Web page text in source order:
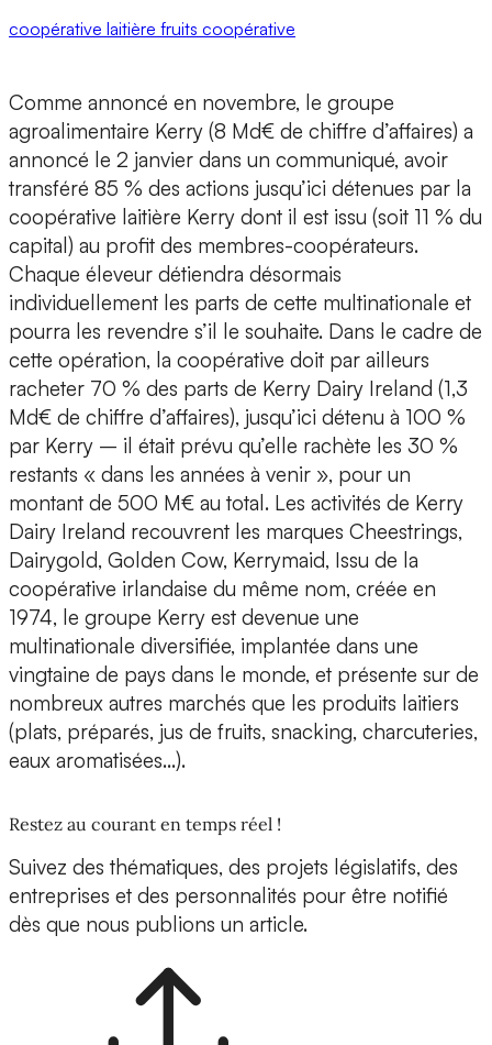
coopérative laitière fruits coopérative
Comme annoncé en novembre, le groupe
agroalimentaire Kerry (8 Md€ de chiffre d’affaires) a
annoncé le 2 janvier dans un communiqué, avoir
transféré 85 % des actions jusqu’ici détenues par la
coopérative laitière Kerry dont il est issu (soit 11 % du
capital) au profit des membres-coopérateurs.
Chaque éleveur détiendra désormais
individuellement les parts de cette multinationale et
pourra les revendre s’il le souhaite. Dans le cadre de
cette opération, la coopérative doit par ailleurs
racheter 70 % des parts de Kerry Dairy Ireland (1,3
Md€ de chiffre d’affaires), jusqu’ici détenu à 100 %
par Kerry – il était prévu qu’elle rachète les 30 %
restants « dans les années à venir », pour un
montant de 500 M€ au total. Les activités de Kerry
Dairy Ireland recouvrent les marques Cheestrings,
Dairygold, Golden Cow, Kerrymaid, Issu de la
coopérative irlandaise du même nom, créée en
1974, le groupe Kerry est devenue une
multinationale diversifiée, implantée dans une
vingtaine de pays dans le monde, et présente sur de
nombreux autres marchés que les produits laitiers
(plats, préparés, jus de fruits, snacking, charcuteries,
eaux aromatisées…).
Restez au courant en temps réel !
Suivez des thématiques, des projets législatifs, des
entreprises et des personnalités pour être notifié
dès que nous publions un article.